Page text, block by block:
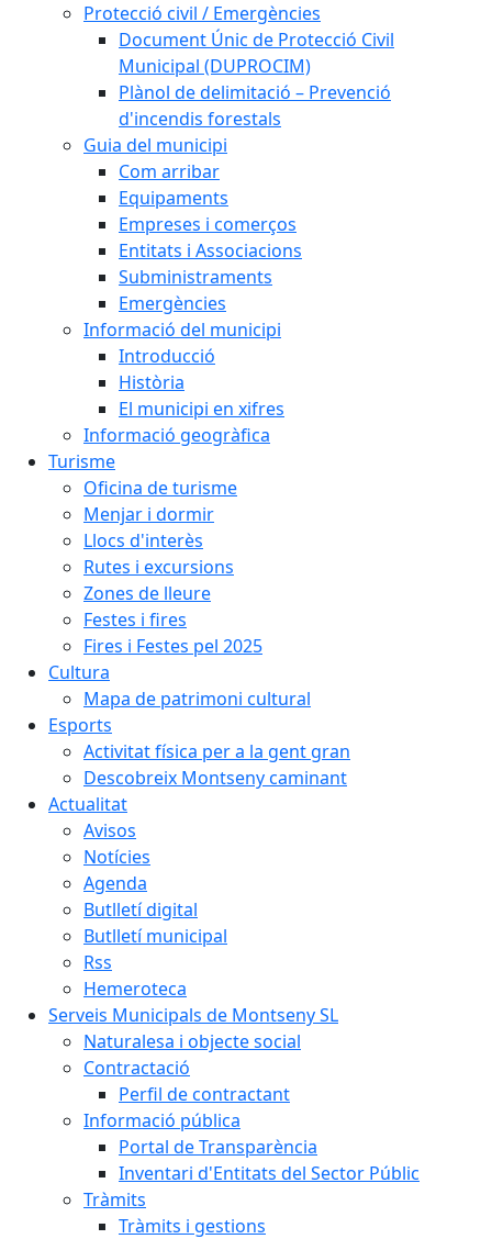
Protecció civil / Emergències
Document Únic de Protecció Civil
Municipal (DUPROCIM)
Plànol de delimitació – Prevenció
d'incendis forestals
Guia del municipi
Com arribar
Equipaments
Empreses i comerços
Entitats i Associacions
Subministraments
Emergències
Informació del municipi
Introducció
Història
El municipi en xifres
Informació geogràfica
Turisme
Oficina de turisme
Menjar i dormir
Llocs d'interès
Rutes i excursions
Zones de lleure
Festes i fires
Fires i Festes pel 2025
Cultura
Mapa de patrimoni cultural
Esports
Activitat física per a la gent gran
Descobreix Montseny caminant
Actualitat
Avisos
Notícies
Agenda
Butlletí digital
Butlletí municipal
Rss
Hemeroteca
Serveis Municipals de Montseny SL
Naturalesa i objecte social
Contractació
Perfil de contractant
Informació pública
Portal de Transparència
Inventari d'Entitats del Sector Públic
Tràmits
Tràmits i gestions